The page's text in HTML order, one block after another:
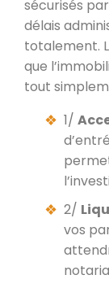
sécurisés
délais
totalement.
que
tout
1/
2/
vos